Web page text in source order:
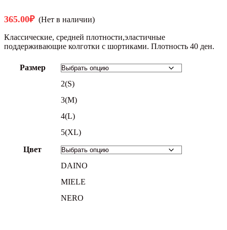
365.00₽(Нет в наличии)
Классические, средней плотности,эластичные
поддерживающие колготки с шортиками. Плотность 40 ден.
Размер
2(S)
3(M)
4(L)
5(XL)
Цвет
DAINO
MIELE
NERO